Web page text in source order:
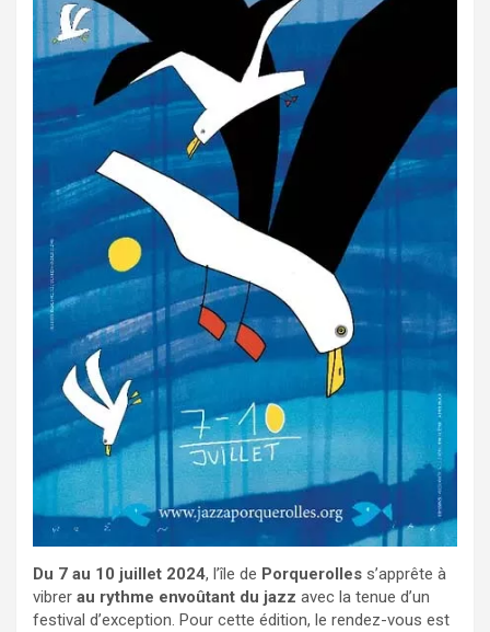
Du 7 au 10 juillet 2024, l’île de Porquerolles s’apprête à
vibrer au rythme envoûtant du jazz avec la tenue d’un
festival d’exception. Pour cette édition, le rendez-vous est